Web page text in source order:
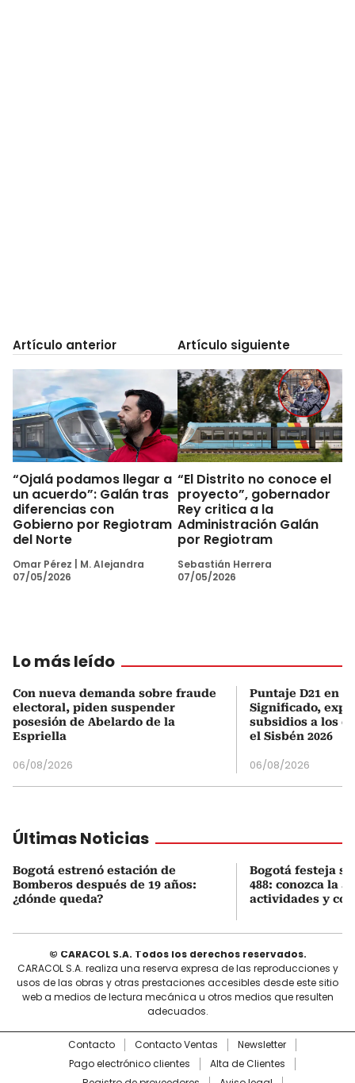
Artículo anterior
“Ojalá podamos llegar a
un acuerdo”: Galán tras
diferencias con
Gobierno por Regiotram
del Norte
Omar Pérez
M. Alejandra
07/05/2026
Artículo siguiente
“El Distrito no conoce el
proyecto”, gobernador
Rey critica a la
Administración Galán
por Regiotram
Sebastián Herrera
07/05/2026
Lo más leído
Con nueva demanda sobre fraude
electoral, piden suspender
posesión de Abelardo de la
Espriella
06/08/2026
Puntaje D21 en
Significado,
subsidios a los
el Sisbén 2026
06/08/2026
Últimas Noticias
Bogotá estrenó estación de
Bomberos después de 19 años:
¿dónde queda?
Bogotá festeja
488: conozca la
actividades y
© CARACOL S.A. Todos los derechos reservados.
CARACOL S.A. realiza una reserva expresa de las reproducciones y
usos de las obras y otras prestaciones accesibles desde este sitio
web a medios de lectura mecánica u otros medios que resulten
adecuados.
Contacto Contacto Ventas
Newsletter
Pago electrónico clientes
Alta de Clientes